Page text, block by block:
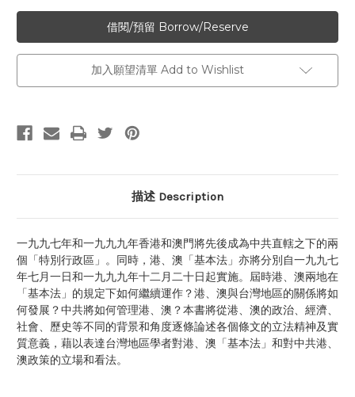
加入願望清單 Add to Wishlist
描述 Description
一九九七年和一九九九年香港和澳門將先後成為中共直轄之下的兩
個「特別行政區」。同時，港、澳「基本法」亦將分別自一九九七
年七月一日和一九九九年十二月二十日起實施。屆時港、澳兩地在
「基本法」的規定下如何繼續運作？港、澳與台灣地區的關係將如
何發展？中共將如何管理港、澳？本書將從港、澳的政治、經濟、
社會、歷史等不同的背景和角度逐條論述各個條文的立法精神及實
質意義，藉以表達台灣地區學者對港、澳「基本法」和對中共港、
澳政策的立場和看法。